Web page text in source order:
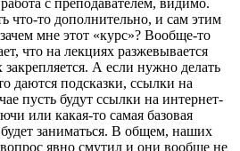
с преподавателем, видимо.
что-то дополнительно, и сам этим
мне этот «курс»? Вообще-то
что на лекциях разжевывается
А если нужно делать
даются подсказки, ссылки на
пусть будут ссылки на интернет-
или какая-то самая базовая
заниматься. В общем, наших
явно смутил и они вообще не